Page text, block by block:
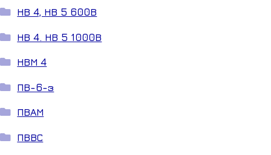
НВ 4, НВ 5 600В
НВ 4. НВ 5 1000В
НВМ 4
ПВ-6-з
ПВАМ
ПВВС